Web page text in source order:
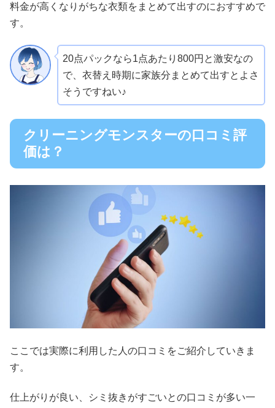
料金が高くなりがちな衣類をまとめて出すのにおすすめで
す。
20点パックなら1点あたり800円と激安なの
で、衣替え時期に家族分まとめて出すとよさ
そうですねい♪
クリーニングモンスターの口コミ評
価は？
ここでは実際に利用した人の口コミをご紹介していきま
す。
仕上がりが良い、シミ抜きがすごいとの口コミが多い一